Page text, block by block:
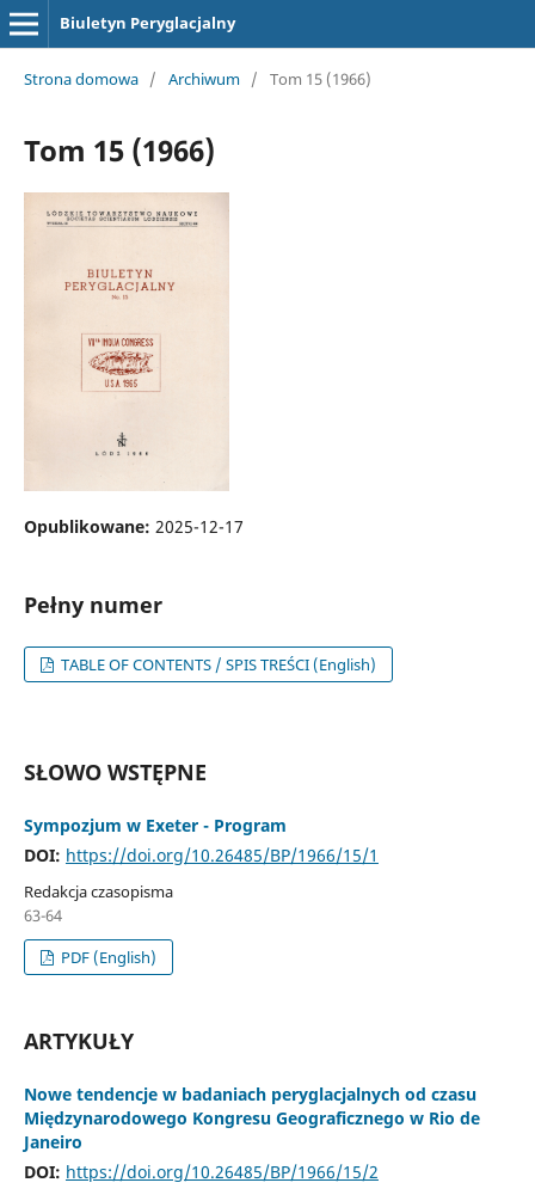
Biuletyn Peryglacjalny
Strona domowa / Archiwum / Tom 15 (1966)
Tom 15 (1966)
Opublikowane: 2025-12-17
Pełny numer
TABLE OF CONTENTS / SPIS TREŚCI (English)
SŁOWO WSTĘPNE
Sympozjum w Exeter - Program
DOI: https://doi.org/10.26485/BP/1966/15/1
Redakcja czasopisma
63-64
PDF (English)
ARTYKUŁY
Nowe tendencje w badaniach peryglacjalnych od czasu
Międzynarodowego Kongresu Geograficznego w Rio de
Janeiro
DOI: https://doi.org/10.26485/BP/1966/15/2